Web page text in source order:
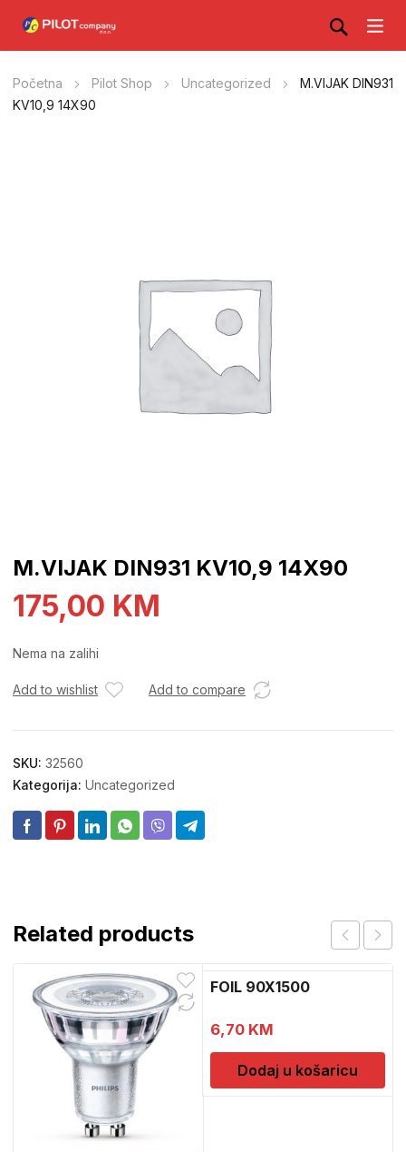
Početna Pilot Shop Uncategorized
M.VIJAK DIN931
KV10,9 14X90
M.VIJAK DIN931 KV10,9 14X90
175,00 KM
Nema na zalihi
Add to wishlist Add to compare
SKU: 32560
Kategorija: Uncategorized
Related products
FOIL 90X1500
6,70 KM
Dodaj u košaricu